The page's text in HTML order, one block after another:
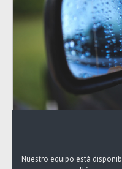
Nuestro equipo está